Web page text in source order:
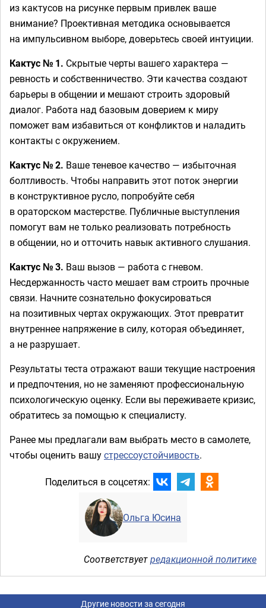
из кактусов на рисунке первым привлек ваше
внимание? Проективная методика основывается
на импульсивном выборе, доверьтесь своей интуиции.
Кактус № 1. Скрытые черты вашего характера —
ревность и собственничество. Эти качества создают
барьеры в общении и мешают строить здоровый
диалог. Работа над базовым доверием к миру
поможет вам избавиться от конфликтов и наладить
контакты с окружением.
Кактус № 2. Ваше теневое качество — избыточная
болтливость. Чтобы направить этот поток энергии
в конструктивное русло, попробуйте себя
в ораторском мастерстве. Публичные выступления
помогут вам не только реализовать потребность
в общении, но и отточить навык активного слушания.
Кактус № 3. Ваш вызов — работа с гневом.
Несдержанность часто мешает вам строить прочные
связи. Начните сознательно фокусироваться
на позитивных чертах окружающих. Этот превратит
внутреннее напряжение в силу, которая объединяет,
а не разрушает.
Результаты теста отражают ваши текущие настроения
и предпочтения, но не заменяют профессиональную
психологическую оценку. Если вы переживаете кризис,
обратитесь за помощью к специалисту.
Ранее мы предлагали вам выбрать место в самолете,
чтобы оценить вашустрессоустойчивость.
Поделиться в соцсетях:
Ольга Юсина
Соответствуетредакционной политике
Другие новости за сегодня